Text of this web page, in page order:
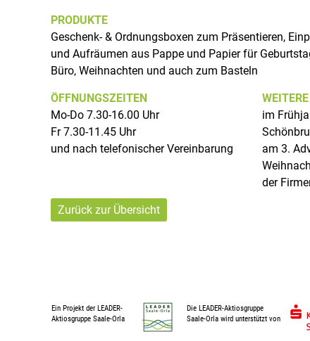
a
l
e
-
O
r
g
i
PRODUKTE
Geschenk- & Ordnungsboxen zum Präsentieren,
und Aufräumen aus Pappe und Papier für
Büro, Weihnachten und auch zum Basteln
ÖFFNUNGSZEITEN
Mo-Do 7.30-16.00 Uhr
Fr 7.30-11.45 Uhr
und nach telefonischer Vereinbarung
im
am 3.
der
Zurück zur Übersicht
Ein Projekt der LEADER-
Aktiosgruppe Saale-Orla
Die LEADER-Aktiosgruppe
Saale-Orla wird unterstützt von